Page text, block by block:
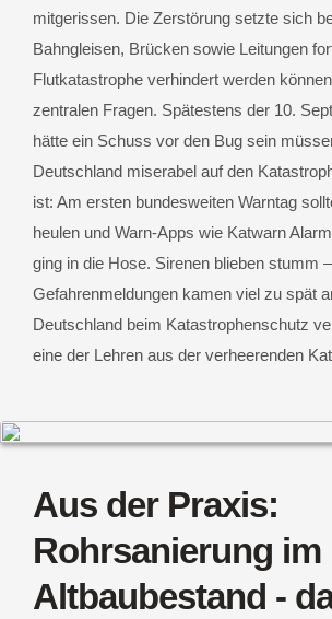
mitgerissen. Die Zerstörung setzte sich
Bahngleisen, Brücken sowie Leitungen
Flutkatastrophe verhindert werden
zentralen Fragen. Spätestens der 10.
hätte ein Schuss vor den Bug sein
Deutschland miserabel auf den
ist: Am ersten bundesweiten Warntag
heulen und Warn-Apps wie Katwarn
ging in die Hose. Sirenen blieben stumm –
Gefahrenmeldungen kamen viel zu spät
Deutschland beim Katastrophenschutz
eine der Lehren aus der verheerenden
Aus der Praxis:
Rohrsanierung im
Altbaubestand -